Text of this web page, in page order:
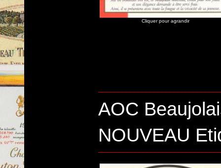
Cliquer pour agrandir
AOC
NOUVEAU